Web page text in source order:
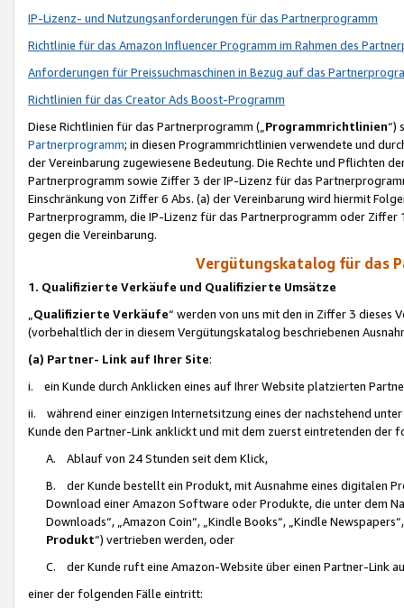
IP-Lizenz- und Nutzungsanforderungen für das Partnerprogramm
Richtlinie für das Amazon Influencer Programm im Rahmen des
Anforderungen für Preissuchmaschinen in Bezug auf das
Richtlinien für das Creator Ads Boost-Programm
Diese Richtlinien für das Partnerprogramm („Programmrichtlinien“)
Partnerprogramm; in diesen Programmrichtlinien verwendete und
der Vereinbarung zugewiesene Bedeutung. Die Rechte und Pflichten
Partnerprogramm sowie Ziffer 3 der IP-Lizenz für das
Einschränkung von Ziffer 6 Abs. (a) der Vereinbarung wird hiermit
Partnerprogramm, die IP-Lizenz für das Partnerprogramm oder
gegen die Vereinbarung.
Vergütungskatalog für das
1. Qualifizierte Verkäufe und Qualifizierte Umsätze
Qualifizierte Verkäufe“ werden von uns mit den in Ziffer 3
(vorbehaltlich der in diesem Vergütungskatalog beschriebenen
(a) Partner- Link auf Ihrer Site:
i. ein Kunde durch Anklicken eines auf Ihrer Website platzierten
ii. während einer einzigen Internetsitzung eines der nachstehend
Kunde den Partner-Link anklickt und mit dem zuerst eintretenden der
A. Ablauf von 24 Stunden seit dem Klick,
B. der Kunde bestellt ein Produkt, mit Ausnahme eines digitalen
Download einer Amazon Software oder Produkte, die unter dem
Downloads“, „Amazon Coin“, „Kindle Books“, „Kindle
Produkt“) vertrieben werden, oder
C. der Kunde ruft eine Amazon-Website über einen Partner-Link
einer der folgenden Fälle eintritt: